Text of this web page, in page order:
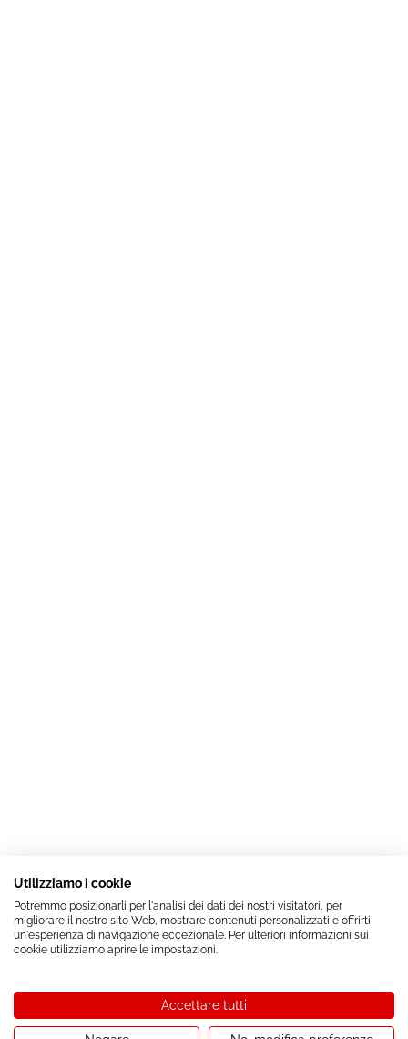
Utilizziamo i cookie
Potremmo posizionarli per l'analisi dei dati dei nostri visitatori, per
migliorare il nostro sito Web, mostrare contenuti personalizzati e offrirti
un'esperienza di navigazione eccezionale. Per ulteriori informazioni sui
cookie utilizziamo aprire le impostazioni.
Accettare tutti